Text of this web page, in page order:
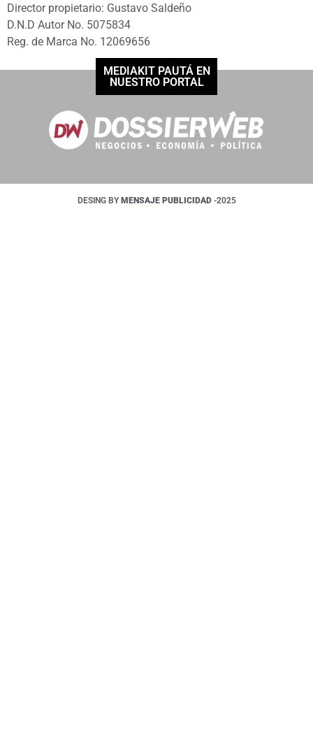
Director propietario: Gustavo Saldeño
D.N.D Autor No. 5075834
Reg. de Marca No. 12069656
MEDIAKIT PAUTÁ EN
NUESTRO PORTAL
DESING BY MENSAJE PUBLICIDAD -2025